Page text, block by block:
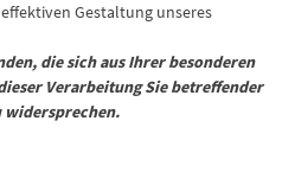
Gestaltung unseres
die sich aus Ihrer besonderen
Verarbeitung Sie betreffender
widersprechen.